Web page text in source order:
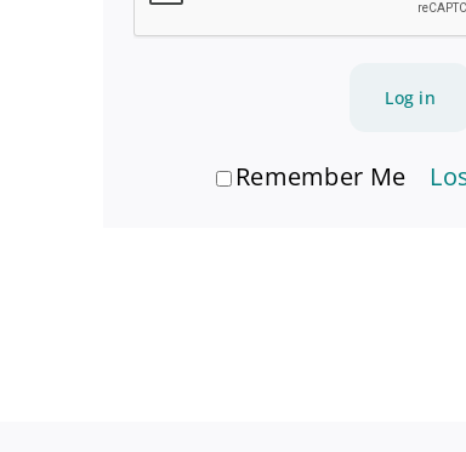
Log in
Remember Me